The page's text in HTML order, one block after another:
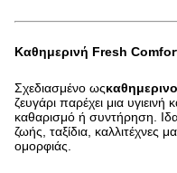
Καθημερινή Fresh
Σχεδιασμένο ως
ζευγάρι παρέχει μια υγιεινή
καθαρισμό ή συντήρηση.
ζωής, ταξίδια, καλλιτέχνες
ομορφιάς.